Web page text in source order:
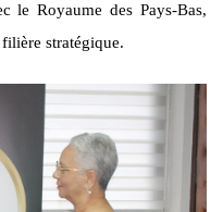
le Royaume des Pays-Bas,
stratégique.